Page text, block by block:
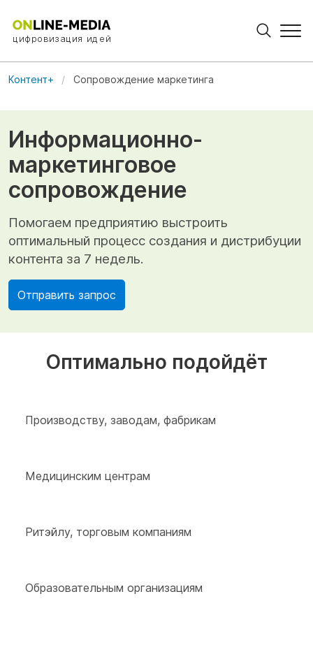
цифровизация идей
Контент+ Сопровождение маркетинга
Информационно-
маркетинговое
сопровождение
Помогаем предприятию выстроить
оптимальный процесс создания и дистрибуции
контента за 7 недель.
Отправить запрос
Оптимально подойдёт
Производству, заводам, фабрикам
Медицинским центрам
Ритэйлу, торговым компаниям
Образовательным организациям